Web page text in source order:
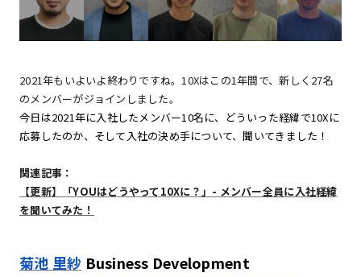
2021年もいよいよ終わりですね。10Xはこの1年間で、新しく27名
のメンバーがジョインしました。
今日は2021年に入社したメンバー10名に、どういった経緯で10Xに
応募したのか、そして入社の決め手について、聞いてきました！
関連記事：
【更新】「YOUはどうやって10Xに？」- メンバー全員に入社経緯
を聞いてみた！
菊池 里紗 Business Development